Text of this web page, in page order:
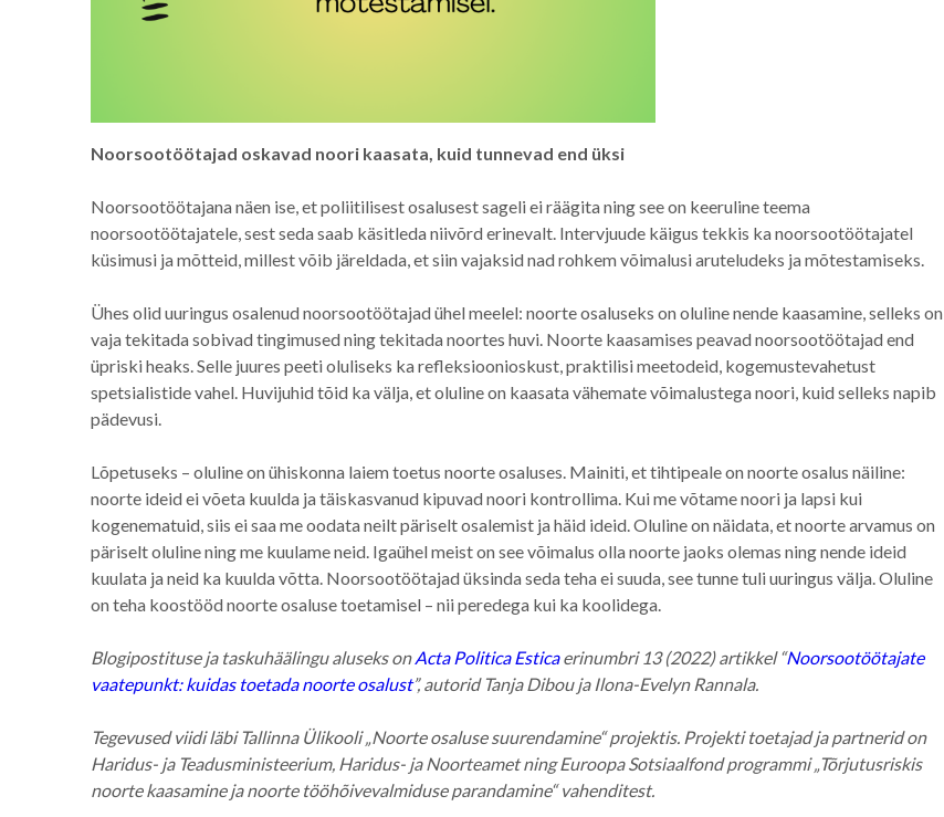
Noorsootöötajad oskavad noori kaasata, kuid tunnevad end üksi
Noorsootöötajana näen ise, et poliitilisest osalusest sageli ei räägita ning see on keeruline teema
noorsootöötajatele, sest seda saab käsitleda niivõrd erinevalt. Intervjuude käigus tekkis ka noorsootöötajatel
küsimusi ja mõtteid, millest võib järeldada, et siin vajaksid nad rohkem võimalusi aruteludeks ja mõtestamiseks.
Ühes olid uuringus osalenud noorsootöötajad ühel meelel: noorte osaluseks on oluline nende kaasamine, selleks on
vaja tekitada sobivad tingimused ning tekitada noortes huvi. Noorte kaasamises peavad noorsootöötajad end
üpriski heaks. Selle juures peeti oluliseks ka refleksioonioskust, praktilisi meetodeid, kogemustevahetust
spetsialistide vahel. Huvijuhid tõid ka välja, et oluline on kaasata vähemate võimalustega noori, kuid selleks napib
pädevusi.
Lõpetuseks – oluline on ühiskonna laiem toetus noorte osaluses. Mainiti, et tihtipeale on noorte osalus näiline:
noorte ideid ei võeta kuulda ja täiskasvanud kipuvad noori kontrollima. Kui me võtame noori ja lapsi kui
kogenematuid, siis ei saa me oodata neilt päriselt osalemist ja häid ideid. Oluline on näidata, et noorte arvamus on
päriselt oluline ning me kuulame neid. Igaühel meist on see võimalus olla noorte jaoks olemas ning nende ideid
kuulata ja neid ka kuulda võtta. Noorsootöötajad üksinda seda teha ei suuda, see tunne tuli uuringus välja. Oluline
on teha koostööd noorte osaluse toetamisel – nii peredega kui ka koolidega.
Blogipostituse ja taskuhäälingu aluseks onActa Politica Esticaerinumbri 13 (2022) artikkel “Noorsootöötajate
vaatepunkt: kuidas toetada noorte osalust”, autorid Tanja Dibou ja Ilona-Evelyn Rannala.
Tegevused viidi läbi Tallinna Ülikooli „Noorte osaluse suurendamine“ projektis. Projekti toetajad ja partnerid on
Haridus- ja Teadusministeerium, Haridus- ja Noorteamet ning Euroopa Sotsiaalfond programmi „Tõrjutusriskis
noorte kaasamine ja noorte tööhõivevalmiduse parandamine“ vahenditest.